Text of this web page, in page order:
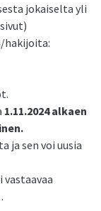
jokaiselta yli
hakijoita:
1.11.2024 alkaen
ja sen voi uusia